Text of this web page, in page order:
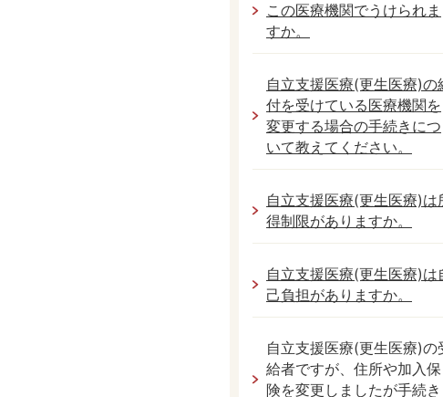
この医療機関でうけられま
すか。
自立支援医療(更生医療)の
付を受けている医療機関を
変更する場合の手続きにつ
いて教えてください。
自立支援医療(更生医療)は
得制限がありますか。
自立支援医療(更生医療)は
己負担がありますか。
自立支援医療(更生医療)の
給者ですが、住所や加入保
険を変更しましたが手続き